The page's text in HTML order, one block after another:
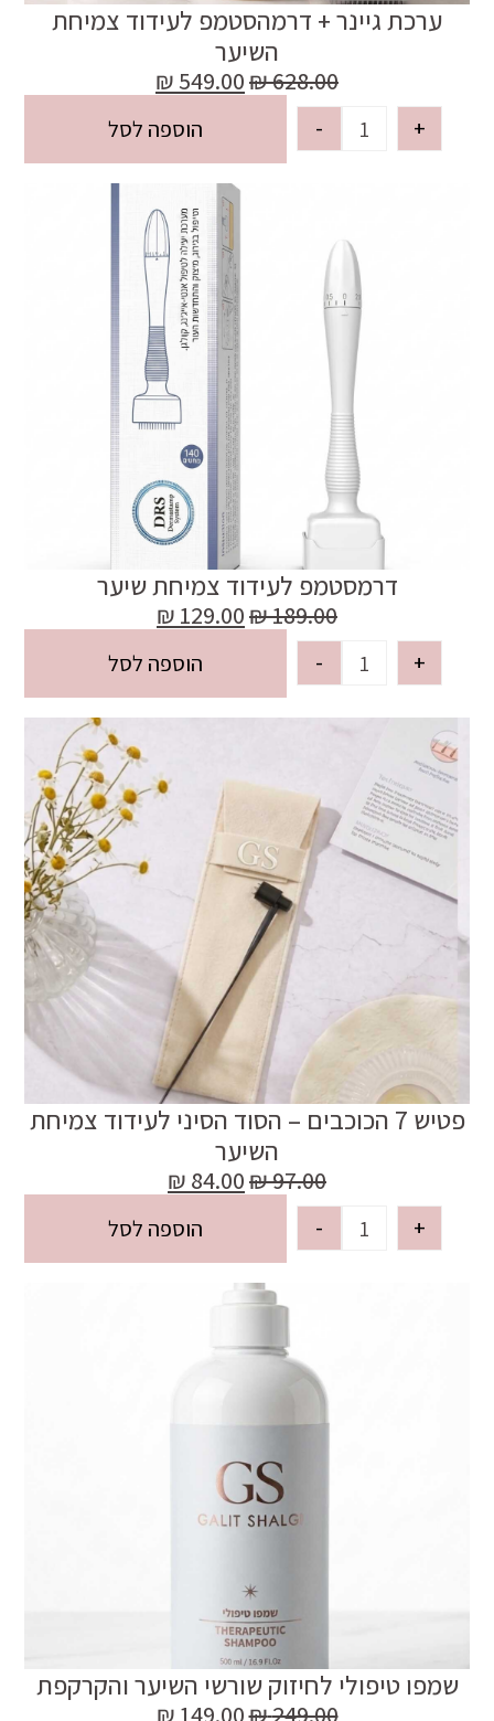
ערכת גיינר + דרמהסטמפ לעידוד צמיחת
השיער
628.00
₪
549.00
₪
- + הוספה לסל
דרמסטמפ לעידוד צמיחת שיער
189.00
₪
129.00
₪
- + הוספה לסל
פטיש 7 הכוכבים – הסוד הסיני לעידוד צמיחת
השיער
97.00
₪
84.00
₪
- + הוספה לסל
שמפו טיפולי לחיזוק שורשי השיער והקרקפת
249.00
₪
149.00
₪